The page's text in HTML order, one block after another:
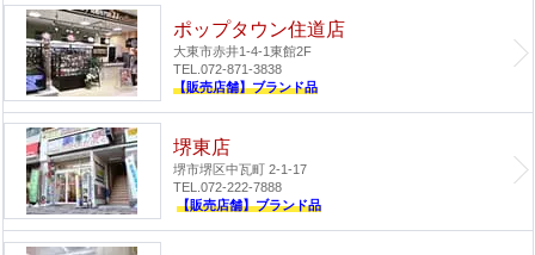
ポップタウン住道店
大東市赤井1-4-1東館2F
TEL.072-871-3838
【販売店舗】ブランド品
堺東店
堺市堺区中瓦町 2-1-17
TEL.072-222-7888
【販売店舗】ブランド品